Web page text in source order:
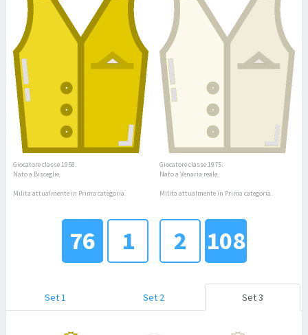
Giocatore classe 1958.
Nato a Bisceglie.
Milita attualmente in Prima categoria.
Giocatore classe 1975.
Nato a Venaria reale.
Milita attualmente in Prima categoria.
1
76 2 108
Set 1 Set 2 Set 3